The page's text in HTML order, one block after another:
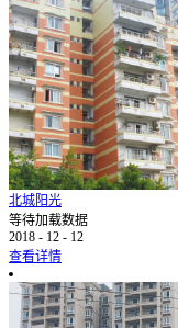
北城阳光
等待加载数据
2018 - 12 - 12
查看详情